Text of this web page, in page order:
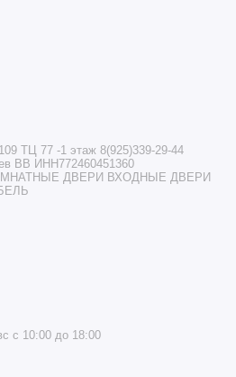
ТЦ 77 -1 этаж 8(925)339-29-44
ВВ ИНН772460451360
ДВЕРИ ВХОДНЫЕ ДВЕРИ
с 10:00 до 18:00